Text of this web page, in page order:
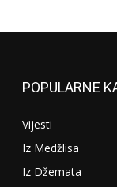
POPULARNE
Vijesti
Iz Medžlisa
Iz Džemata